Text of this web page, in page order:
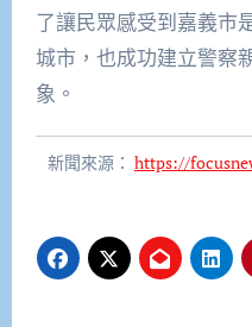
了讓民眾感受到嘉義市
城市，也成功建立警察
象。
新聞來源： https://